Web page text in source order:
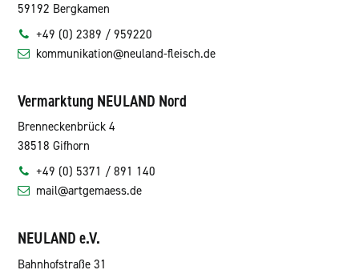
59192 Bergkamen
+49 (0) 2389 / 959220
kommunikation@neuland-fleisch.de
Vermarktung NEULAND Nord
Brenneckenbrück 4
38518 Gifhorn
+49 (0) 5371 / 891 140
mail@artgemaess.de
NEULAND e.V.
Bahnhofstraße 31